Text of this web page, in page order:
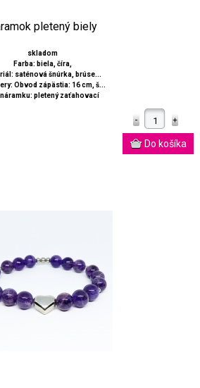
pletený biely
skladom
Farba: biela, číra,
saténová šnúrka, brúse...
Obvod zápästia: 16 cm, š...
pletený zaťahovací